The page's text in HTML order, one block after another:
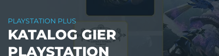
PLAYSTATION PLUS
KATALOG GIER
PLAYSTATION